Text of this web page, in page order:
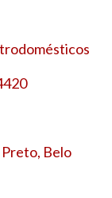
Preto, Belo